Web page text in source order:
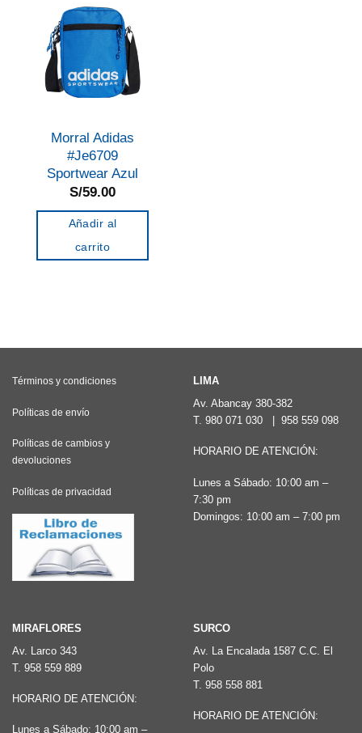
Morral Adidas
#Je6709
Sportwear Azul
S/59.00
Añadir al
carrito
Términos y condiciones
Políticas de envío
Políticas de cambios y
devoluciones
Políticas de privacidad
LIMA
Av. Abancay 380-382
T. 980 071 030 958 559 098
HORARIO DE ATENCIÓN:
Lunes a Sábado: 10:00 am –
7:30 pm
Domingos: 10:00 am – 7:00 pm
MIRAFLORES
Av. Larco 343
T. 958 559 889
HORARIO DE ATENCIÓN:
Lunes a Sábado: 10:00 am –
SURCO
Av. La Encalada 1587 C.C. El
Polo
T. 958 558 881
HORARIO DE ATENCIÓN: